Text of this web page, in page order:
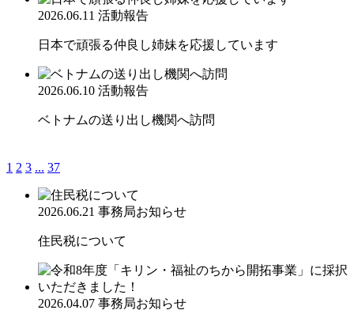
2026.06.11 活動報告
日本で頑張る仲良し姉妹を応援しています
2026.06.10 活動報告
ベトナムの送り出し機関へ訪問
1 2 3 ... 37
2026.06.21 事務局お知らせ
住民税について
2026.04.07 事務局お知らせ